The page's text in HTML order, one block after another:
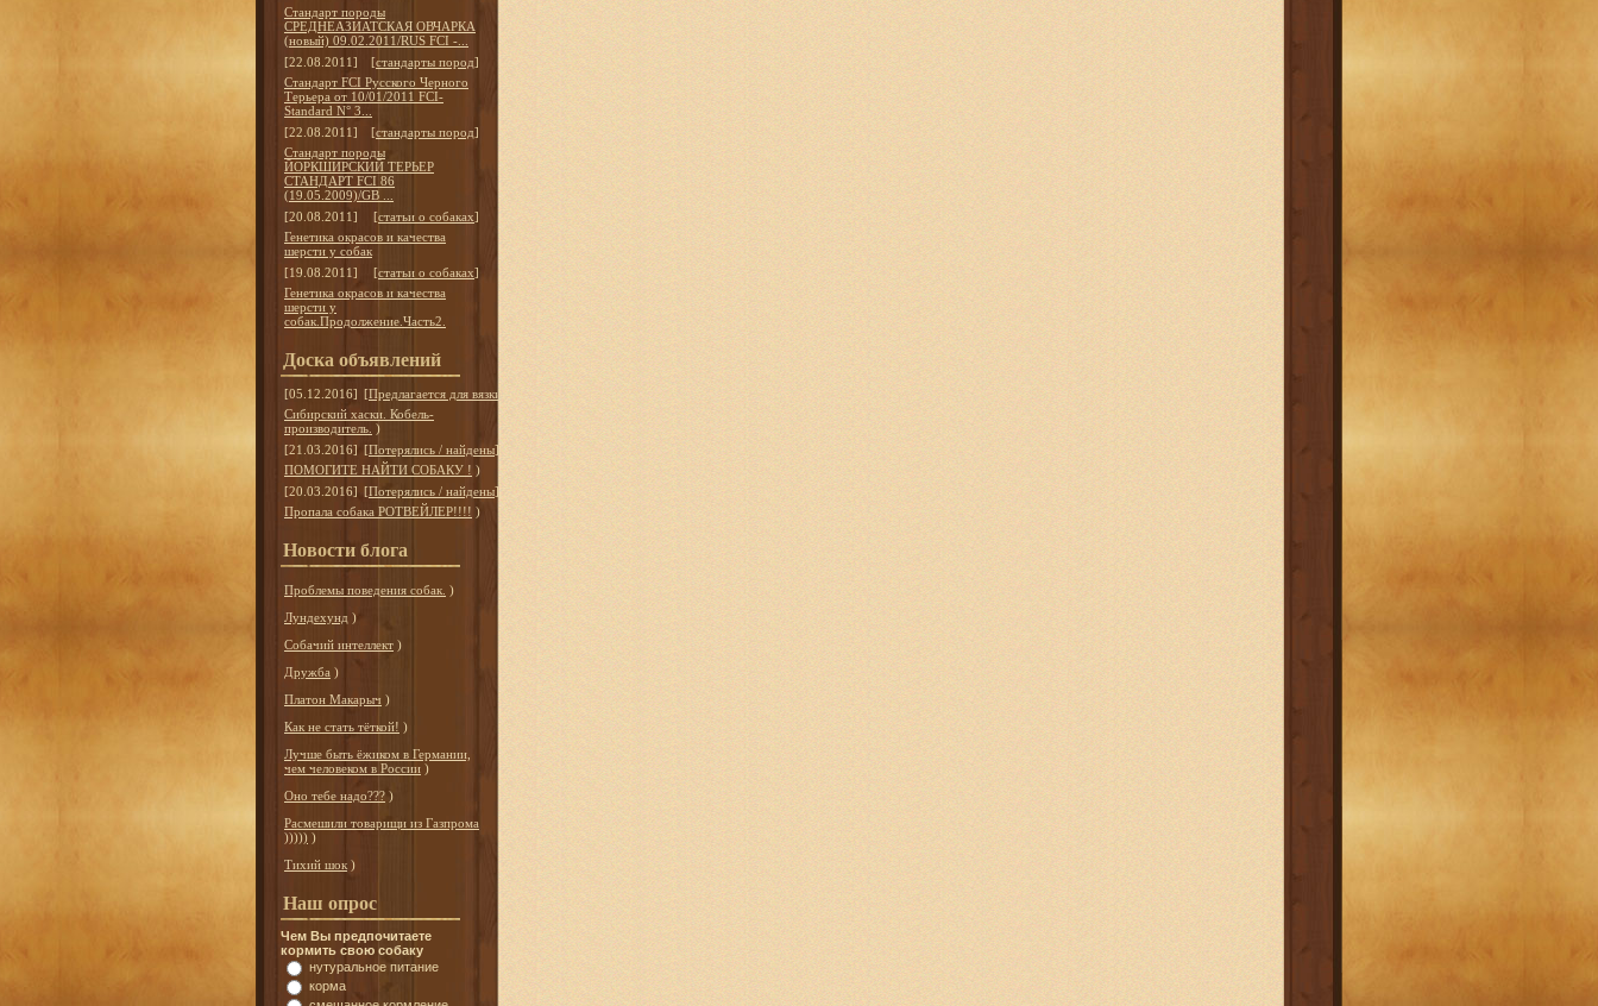
Стандарт породы
СРЕДНЕАЗИАТСКАЯ ОВЧАРКА
(новый) 09.02.2011/RUS FCI -...
[22.08.2011]
[стандарты пород]
Стандарт FCI Русского Черного
Терьера от 10/01/2011 FCI-
Standard N° 3...
[22.08.2011]
[стандарты пород]
Стандарт породы
ЙОРКШИРСКИЙ ТЕРЬЕР
СТАНДАРТ FCI 86
(19.05.2009)/GB ...
[20.08.2011]
[статьи о собаках]
Генетика окрасов и качества
шерсти у собак
[19.08.2011]
[статьи о собаках]
Генетика окрасов и качества
шерсти у
собак.Продолжение.Часть2.
Доска объявлений
[05.12.2016] [Предлагается для вязки
Сибирский хаски. Кобель-
производитель. )
[21.03.2016] [Потерялись / найдены]
ПОМОГИТЕ НАЙТИ СОБАКУ ! )
[20.03.2016] [Потерялись / найдены]
Пропала собака РОТВЕЙЛЕР!!!! )
Новости блога
Проблемы поведения собак. )
Лундехунд )
Собачий интеллект )
Дружба )
Платон Макарыч )
Как не стать тёткой! )
Лучше быть ёжиком в Германии,
чем человеком в России )
Оно тебе надо??? )
Расмешили товарищи из Газпрома
))))) )
Тихий шок )
Наш опрос
Чем Вы предпочитаете
кормить свою собаку
нутуральное питание
корма